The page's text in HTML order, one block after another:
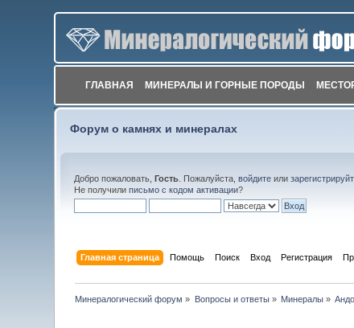
ГЛАВНАЯ МИНЕРАЛЫ И ГОРНЫЕ ПОРОДЫ
Форум о камнях и минералах
Добро пожаловать,Гость . Пожалуйста,войдите или
Не получилиписьмо с кодом активации?
Главная страница Помощь Поиск Вход Регистрация
Минералогический форум » Вопросы и ответы» Минералы »